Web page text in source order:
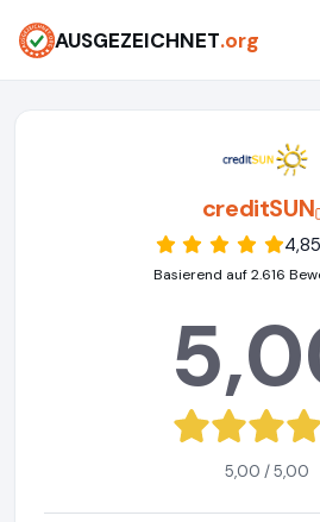
AUSGEZEICHNET.org
creditSUN
Basierend auf 2.616
5,00 / 5,00